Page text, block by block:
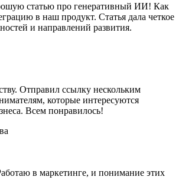
статью про генеративный ИИ! Как
в наш продукт. Статья дала четкое
и направлений развития.
Отправил ссылку нескольким
которые интересуются
Всем понравилось!
в маркетинге, и понимание этих